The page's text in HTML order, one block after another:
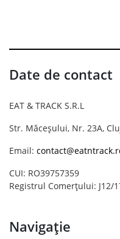
Date de contact
EAT & TRACK S.R.L
Str. Măceșului, Nr. 23A,
Email:
CUI: RO39757359
Registrul Comerțului: J12/
Navigație